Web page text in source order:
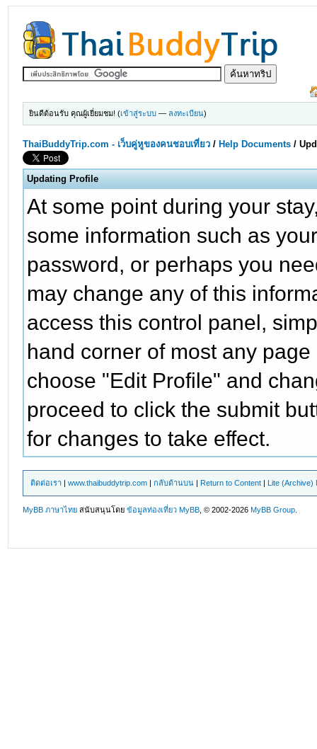
ยินดีต้อนรับ คุณผู้เยี่ยมชม! (เข้าสู่ระบบ — ลงทะเบียน)
ThaiBuddyTrip.com - เว็บคู่หูของคนชอบเที่ยว / Help Documents /
Updating Profile
At some point during your
some information such as
password, or perhaps you
may change any of this
access this control panel,
hand corner of most any
choose "Edit Profile" and
proceed to click the submit
for changes to take effect.
ติดต่อเรา |www.thaibuddytrip.com |กลับด้านบน | Return to Content | Lite (Archive)
MyBB ภาษาไทย สนับสนุนโดยข้อมูลท่องเที่ยว MyBB , © 2002-2026MyBB Group